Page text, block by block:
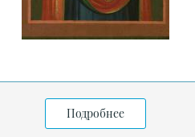
Подробнее